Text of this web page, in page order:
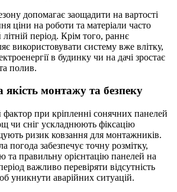
допомагає заощадити на вартості
ціни на роботи та матеріали часто
період. Крім того, раннє
використовувати систему вже влітку,
в будинку чи на дачі зростає
полив.
монтажу та безпеку
при кріпленні сонячних панелей
чи сніг ускладнюють фіксацію
ризик ковзання для монтажників.
погода забезпечує точну розмітку,
та правильну орієнтацію панелей на
важливо перевіряти відсутність
уникнути аварійних ситуацій.